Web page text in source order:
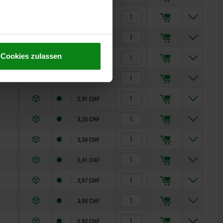
Cookies zulassen
2,14 CHF
2,91 CHF
3,25 CHF
3,34 CHF
3,41 CHF
3,57 CHF
3,84 CHF
5,92 CHF